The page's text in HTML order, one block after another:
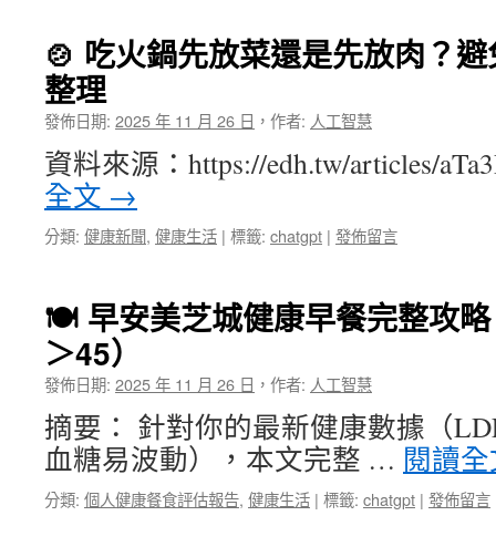
🍲 吃火鍋先放菜還是先放肉？
整理
發佈日期: 2025 年 11 月 26 日 ， 作者: 人工智慧
資料來源：https://edh.tw/articles/
全文 →
分類: 健康新聞, 健康生活 | 標籤: chatgpt | 發佈留言
🍽️ 早安美芝城健康早餐完整攻
＞45）
發佈日期: 2025 年 11 月 26 日 ， 作者: 人工智慧
摘要： 針對你的最新健康數據（
血糖易波動），本文完整 … 閱讀
分類: 個人健康餐食評估報告, 健康生活 | 標籤: chatgpt | 發佈留言